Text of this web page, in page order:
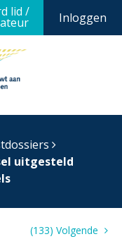
Inloggen
lid /
uitgesteld
(133) Volgende